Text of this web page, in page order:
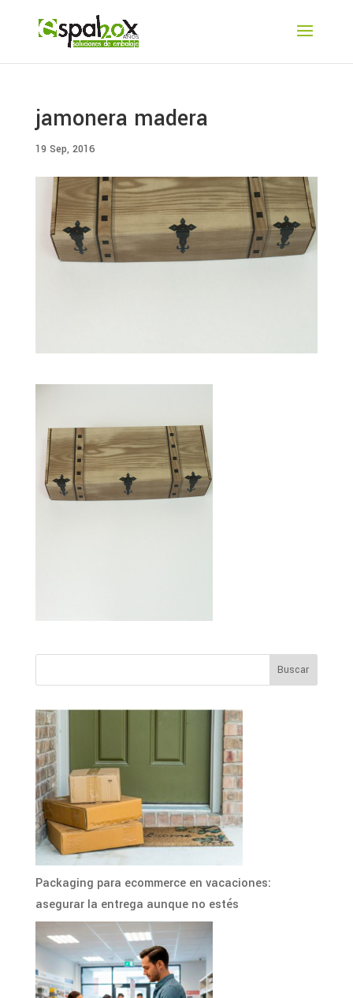
jamonera madera
19 Sep, 2016
Packaging para ecommerce en vacaciones:
asegurar la entrega aunque no estés